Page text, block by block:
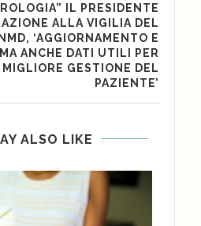
IL PRESIDENTE
ALLA VIGILIA DEL
‘AGGIORNAMENTO E
ANCHE DATI UTILI PER
MIGLIORE GESTIONE DEL
PAZIENTE’
ALSO LIKE